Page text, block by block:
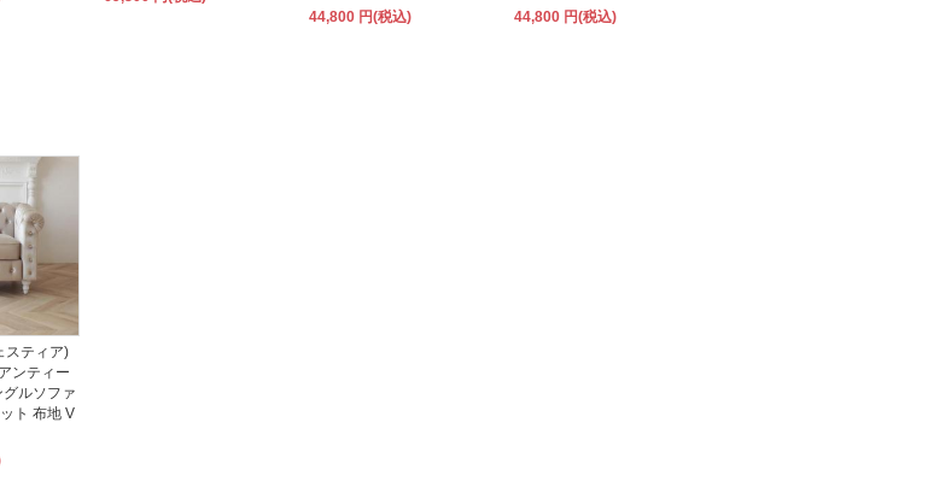
44,800 円(税込)
44,800 円(税込)
スティア)
ンティー
ルソファ
ト 布地 V